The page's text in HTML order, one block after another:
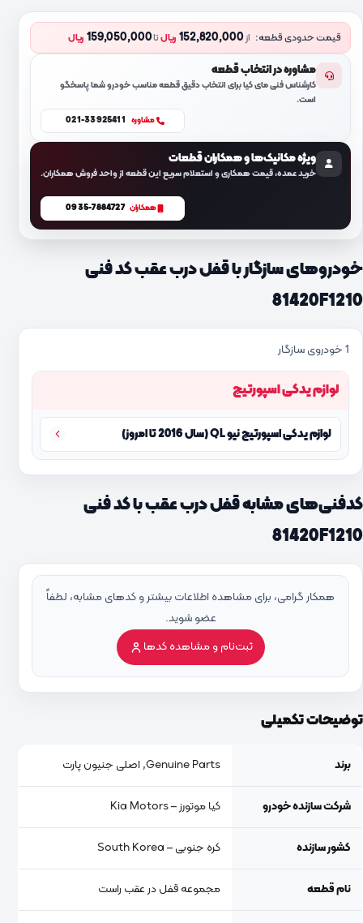
قیمت حدودی قطعه: از152,820,000 ریالتا159,050,000 ریال
مشاوره در انتخاب قطعه
کارشناس فنی مای کیا برای انتخاب دقیق قطعه مناسب خودرو شما پاسخگو
است.
مشاوره 021-33925411
ویژه مکانیک‌ها و همکاران قطعات
خرید عمده، قیمت همکاری و استعلام سریع این قطعه از واحد فروش همکاران.
همکاران 0935-7884727
خودروهای سازگار با قفل درب عقب کد فنی
81420F1210
1 خودروی سازگار
لوازم یدکی اسپورتیج
لوازم یدکی اسپورتیج نیو QL (سال 2016 تا امروز)
کدفنی‌های مشابه قفل درب عقب با کد فنی
81420F1210
همکار گرامی، برای مشاهده اطلاعات بیشتر و کدهای مشابه، لطفاً
عضو شوید.
ثبت‌نام و مشاهده کدها
توضیحات تکمیلی
برند Genuine Parts, اصلی جنیون پارت
شرکت سازنده خودرو کیا موتورز – Kia Motors
کشور سازنده کره جنوبی – South Korea
نام قطعه مجموعه قفل در عقب راست